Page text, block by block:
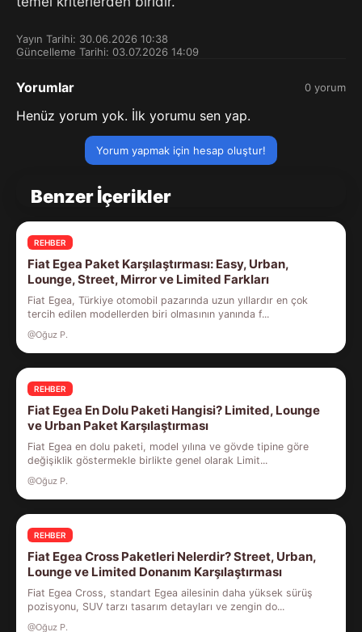
Yayın Tarihi: 30.06.2026 10:38
Güncelleme Tarihi: 03.07.2026 14:09
Yorumlar 0 yorum
Henüz yorum yok. İlk yorumu sen yap.
Yorum yapmak için hesap oluştur!
Benzer İçerikler
REHBER
Fiat Egea Paket Karşılaştırması: Easy, Urban,
Lounge, Street, Mirror ve Limited Farkları
Fiat Egea, Türkiye otomobil pazarında uzun yıllardır en çok
tercih edilen modellerden biri olmasının yanında f...
@Oğuz P.
REHBER
Fiat Egea En Dolu Paketi Hangisi? Limited, Lounge
ve Urban Paket Karşılaştırması
Fiat Egea en dolu paketi, model yılına ve gövde tipine göre
değişiklik göstermekle birlikte genel olarak Limit...
@Oğuz P.
REHBER
Fiat Egea Cross Paketleri Nelerdir? Street, Urban,
Lounge ve Limited Donanım Karşılaştırması
Fiat Egea Cross, standart Egea ailesinin daha yüksek sürüş
pozisyonu, SUV tarzı tasarım detayları ve zengin do...
@Oğuz P.